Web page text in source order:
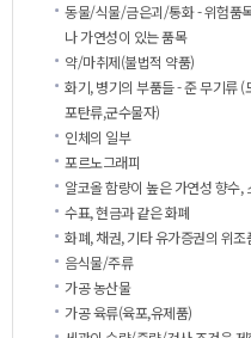
동물/식물/금은괴/통화-위험품
나가연성이있는품목
약/마취제(불법적약품)
화기,병기의부품들-준무기류(
포탄류,군수물자)
인체의일부
포르노그래피
알코올함량이높은가연성향수,
수표,현금과같은화폐
화폐,채권,기타유가증권의위
음식물/주류
가공농산물
가공육류(육포,유제품)